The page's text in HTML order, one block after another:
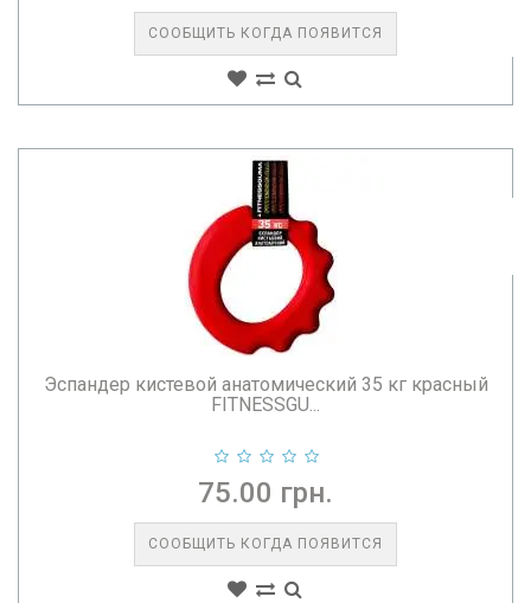
СООБЩИТЬ КОГДА ПОЯВИТСЯ
Эспандер кистевой анатомический 35 кг красный
FITNESSGU...
75.00 грн.
СООБЩИТЬ КОГДА ПОЯВИТСЯ